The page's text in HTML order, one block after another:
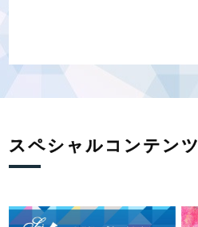
スペシャルコンテンツ